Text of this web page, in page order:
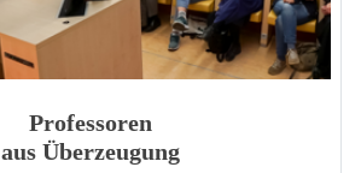
Professoren
aus Überzeugung